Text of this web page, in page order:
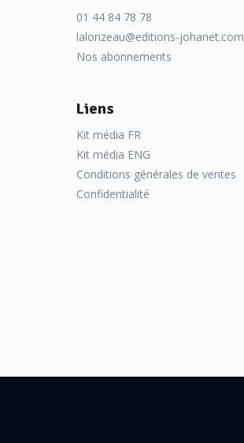
01 44 84 78 78
lalonzeau@editions-johanet.com
Nos abonnements
Liens
Kit média FR
Kit média ENG
Conditions générales de ventes
Confidentialité